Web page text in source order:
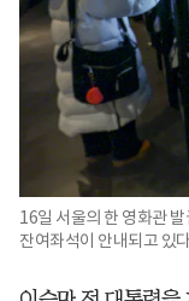
16일 서울의 한 영화관
잔여좌석이 안내되고 있